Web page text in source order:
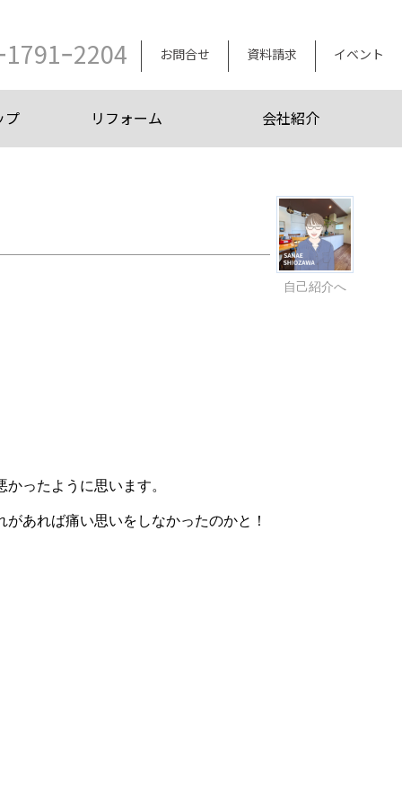
ｰ2204 お問合せ 資料請求 イベント
プ リフォーム 会社紹介
自己紹介へ
ったように思います。
あれば痛い思いをしなかったのかと！